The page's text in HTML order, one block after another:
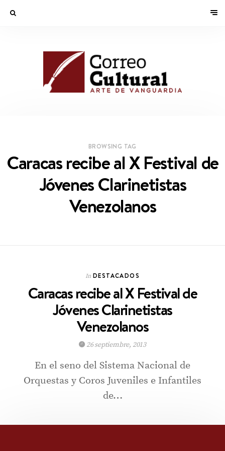
BROWSING TAG
Caracas recibe al X Festival de
Jóvenes Clarinetistas
Venezolanos
In DESTACADOS
Caracas recibe al X Festival de
Jóvenes Clarinetistas
Venezolanos
26 septiembre, 2013
En el seno del Sistema Nacional de
Orquestas y Coros Juveniles e Infantiles
de…